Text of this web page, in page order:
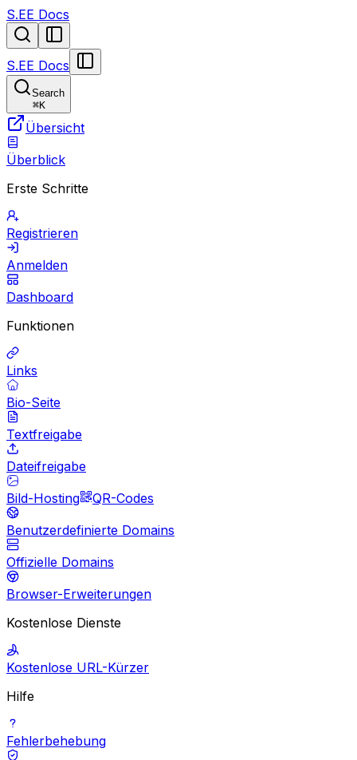
S.EE Docs
S.EE Docs
Search
⌘K
Übersicht
Überblick
Erste Schritte
Registrieren
Anmelden
Dashboard
Funktionen
Links
Bio-Seite
Textfreigabe
Dateifreigabe
Bild-Hosting
QR-Codes
Benutzerdefinierte Domains
Offizielle Domains
Browser-Erweiterungen
Kostenlose Dienste
Kostenlose URL-Kürzer
Hilfe
Fehlerbehebung